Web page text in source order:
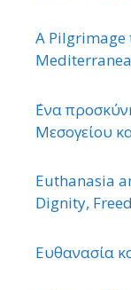
A Pilgrimage
΄Ενα
Μεσογείου
Euthanasia
Dignity,
Ευθανασία